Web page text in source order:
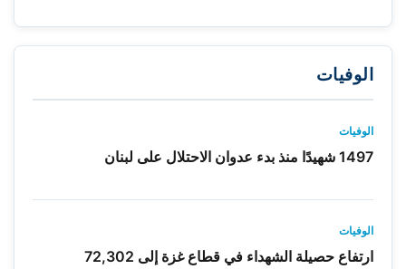
الوفيات
الوفيات
1497 شهيدًا منذ بدء عدوان الاحتلال على لبنان
الوفيات
ارتفاع حصيلة الشهداء في قطاع غزة إلى 72,302